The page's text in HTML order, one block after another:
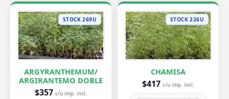
STOCK 269U
ARGYRANTHEMUM/
ARGIRANTEMO DOBLE
$357 c/u imp. incl.
STOCK 226U
CHAMISA
$417 c/u imp. incl.